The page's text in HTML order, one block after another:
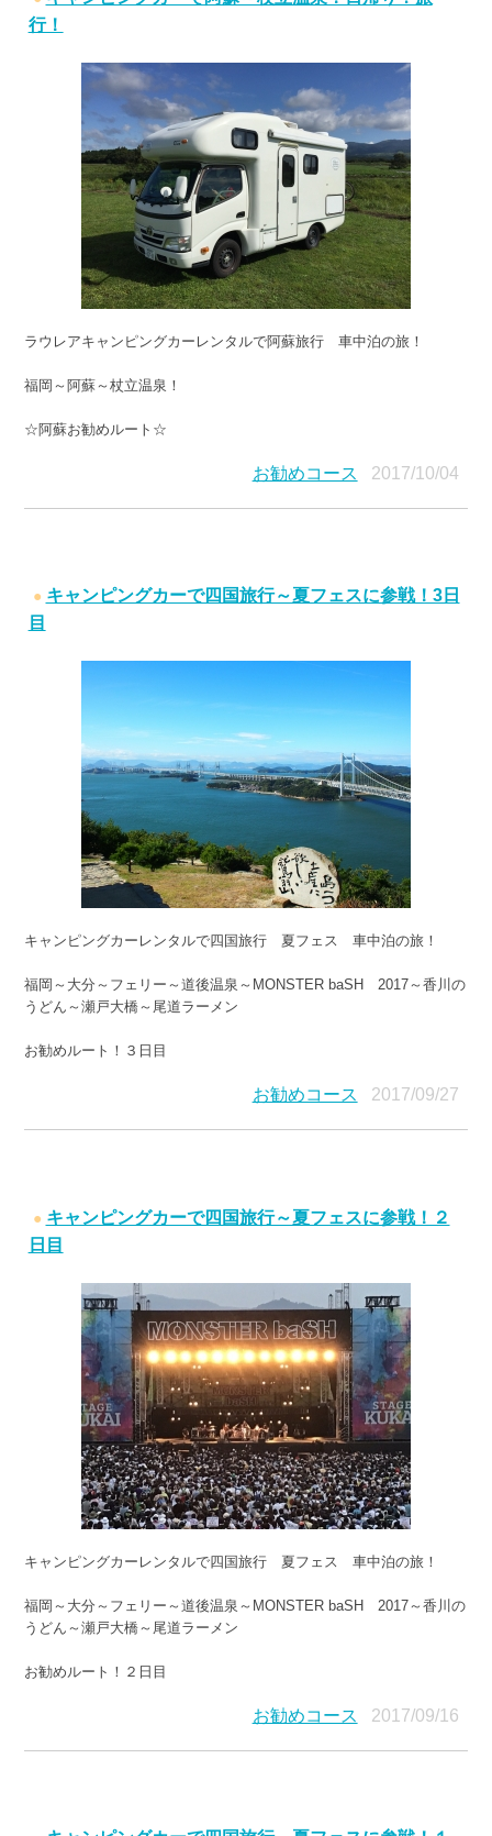
行！
ラウレアキャンピングカーレンタルで阿蘇旅行 車中泊の旅！
福岡～阿蘇～杖立温泉！
☆阿蘇お勧めルート☆
お勧めコース 2017/10/04
キャンピングカーで四国旅行～夏フェスに参戦！3日
目
キャンピングカーレンタルで四国旅行 夏フェス 車中泊の旅！
福岡～大分～フェリー～道後温泉～MONSTER baSH 2017～香川の
うどん～瀬戸大橋～尾道ラーメン
お勧めルート！３日目
お勧めコース 2017/09/27
キャンピングカーで四国旅行～夏フェスに参戦！２
日目
キャンピングカーレンタルで四国旅行 夏フェス 車中泊の旅！
福岡～大分～フェリー～道後温泉～MONSTER baSH 2017～香川の
うどん～瀬戸大橋～尾道ラーメン
お勧めルート！２日目
お勧めコース 2017/09/16